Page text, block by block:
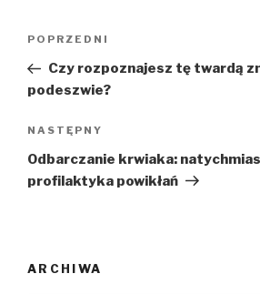
POPRZEDNI
Czy rozpoznajesz tę twardą
podeszwie?
NASTĘPNY
Odbarczanie krwiaka:
profilaktyka powikłań
ARCHIWA